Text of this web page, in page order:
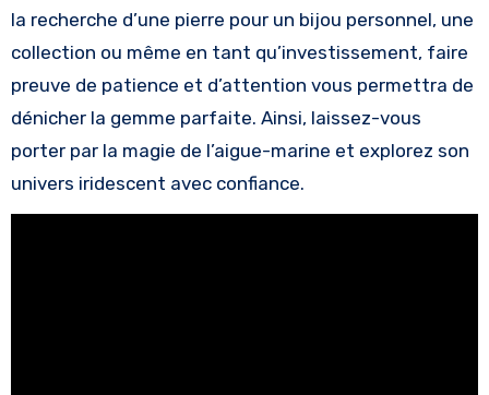
la recherche d’une pierre pour un bijou personnel, une
collection ou même en tant qu’investissement, faire
preuve de patience et d’attention vous permettra de
dénicher la gemme parfaite. Ainsi, laissez-vous
porter par la magie de l’aigue-marine et explorez son
univers iridescent avec confiance.